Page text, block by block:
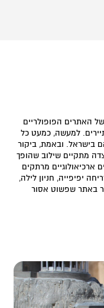
האתרים הפופולריים
למעשה, כמעט כל
בישראל. ובאמת, ביקור
מתקיים שילוב שהופך
ארכיאולוגיים מרתקים
יפיפייה, חניון לילה,
באתר שפשוט אסור
בעלי כושר טוב וחיבה
לזריחות יפות. העלייה היא מכיוון מזרח (כביש 90), היא אורכת כשעה
הזריחה ונסגר שעה
– קל וידידותי. מדובר בעלייה מתונה של כ-20 דקות,